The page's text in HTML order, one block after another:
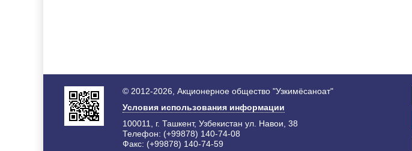
© 2012-2026, Акционерное общество "Узкимёсаноат"
Условия использования информации
100011, г. Ташкент, Узбекистан ул. Навои, 38
Телефон: (+99878) 140-74-08
Факс: (+99878) 140-74-59